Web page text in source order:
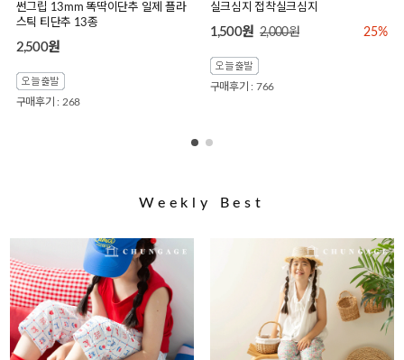
썬그립 13mm 똑딱이단추 일제 플라
스틱 티단추 13종
2,500원
구매후기 : 268
실크심지 접착실크심지
1,500원 2,000원 25%
구매후기 : 766
Weekly Best